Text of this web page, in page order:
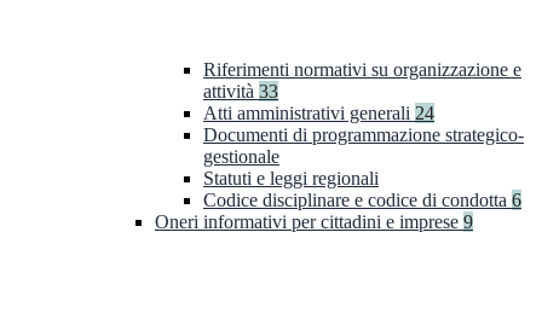
Riferimenti normativi su organizzazione e
attività 33
Atti amministrativi generali 24
Documenti di programmazione strategico-
gestionale
Statuti e leggi regionali
Codice disciplinare e codice di condotta 6
Oneri informativi per cittadini e imprese 9